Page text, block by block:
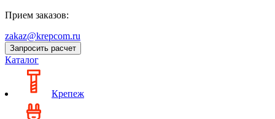
Прием заказов:
zakaz@krepcom.ru
Запросить расчет
Каталог
Крепеж